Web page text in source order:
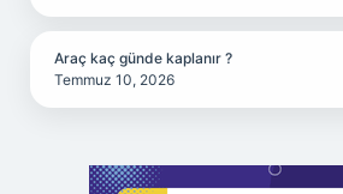
Araç kaç günde kaplanır ?
Temmuz 10, 2026